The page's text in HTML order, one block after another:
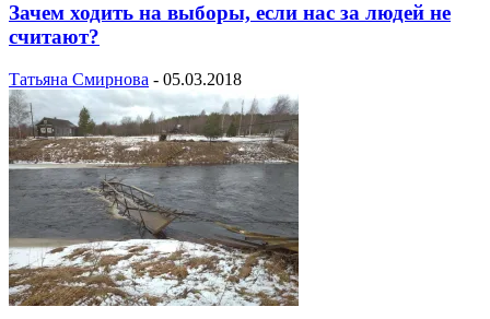
Зачем ходить на выборы, если нас за людей не
считают?
Татьяна Смирнова - 05.03.2018